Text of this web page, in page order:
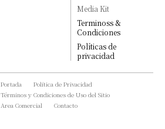
Media Kit
Terminoss &
Condiciones
Políticas de
privacidad
Portada
Política de Privacidad
Términos y Condiciones de Uso del Sitio
Area Comercial
Contacto